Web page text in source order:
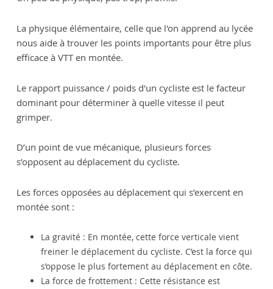
La physique élémentaire, celle que l'on apprend au lycée
nous aide à trouver les points importants pour être plus
efficace à VTT en montée.
Le rapport puissance / poids d'un cycliste est le facteur
dominant pour déterminer à quelle vitesse il peut
grimper.
D’un point de vue mécanique, plusieurs forces
s’opposent au déplacement du cycliste.
Les forces opposées au déplacement qui s’exercent en
montée sont :
La gravité : En montée, cette force verticale vient
freiner le déplacement du cycliste. C’est la force qui
s’oppose le plus fortement au déplacement en côte.
La force de frottement : Cette résistance est